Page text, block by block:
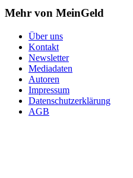
Mehr von MeinGeld
Über uns
Kontakt
Newsletter
Mediadaten
Autoren
Impressum
Datenschutzerklärung
AGB